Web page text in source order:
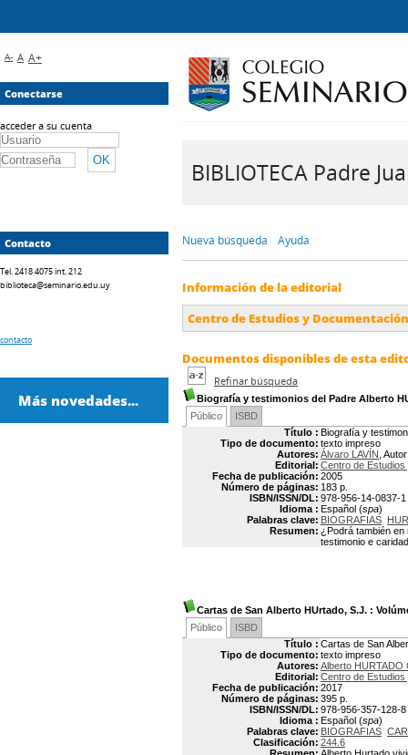
BIBLIOTECA Padre
Nueva búsqueda Ayuda
Información de la editorial
Centro de Estudios y
Documentos disponibles de esta
Refinar búsqueda
Biografía y testimonios del Padre Alberto
Público
ISBD
Título : Biografía y
Tipo de documento: texto impreso
Autores: Álvaro LAVÍN ,
Editorial: Centro de
Fecha de publicación: 2005
Número de páginas: 183 p.
ISBN/ISSN/DL: 978-956-14-0837-1
Idioma : Español (spa)
Palabras clave: BIOGRAFIAS
Resumen: ¿Podrá también
testimonio e
Cartas de San Alberto HUrtado, S.J. :
Público
ISBD
Título : Cartas de San
Tipo de documento: texto impreso
Autores: Alberto HURTADO
Editorial: Centro de
Fecha de publicación: 2017
Número de páginas: 395 p.
ISBN/ISSN/DL: 978-956-357-128-8
Idioma : Español (spa)
Palabras clave: BIOGRAFIAS
Clasificación: 244.6
A- A A+
Conectarse
acceder a su cuenta
Contacto
Tel. 2418 4075 int. 212
biblioteca@seminario.edu.uy
contacto
Más novedades...